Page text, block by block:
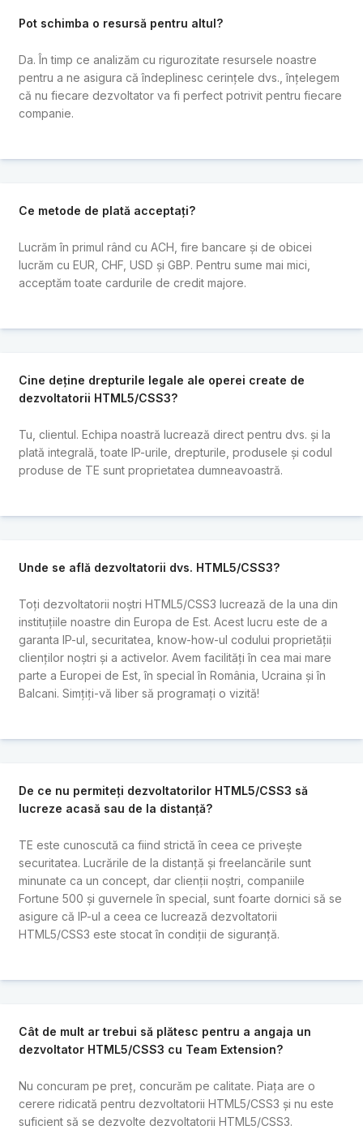
Pot schimba o resursă pentru altul?
Da. În timp ce analizăm cu rigurozitate resursele noastre
pentru a ne asigura că îndeplinesc cerințele dvs., înțelegem
că nu fiecare dezvoltator va fi perfect potrivit pentru fiecare
companie.
Ce metode de plată acceptați?
Lucrăm în primul rând cu ACH, fire bancare și de obicei
lucrăm cu EUR, CHF, USD și GBP. Pentru sume mai mici,
acceptăm toate cardurile de credit majore.
Cine deține drepturile legale ale operei create de
dezvoltatorii HTML5/CSS3?
Tu, clientul. Echipa noastră lucrează direct pentru dvs. și la
plată integrală, toate IP-urile, drepturile, produsele și codul
produse de TE sunt proprietatea dumneavoastră.
Unde se află dezvoltatorii dvs. HTML5/CSS3?
Toți dezvoltatorii noștri HTML5/CSS3 lucrează de la una din
instituțiile noastre din Europa de Est. Acest lucru este de a
garanta IP-ul, securitatea, know-how-ul codului proprietății
clienților noștri și a activelor. Avem facilități în cea mai mare
parte a Europei de Est, în special în România, Ucraina și în
Balcani. Simțiți-vă liber să programați o vizită!
De ce nu permiteți dezvoltatorilor HTML5/CSS3 să
lucreze acasă sau de la distanță?
TE este cunoscută ca fiind strictă în ceea ce privește
securitatea. Lucrările de la distanță și freelancările sunt
minunate ca un concept, dar clienții noștri, companiile
Fortune 500 și guvernele în special, sunt foarte dornici să se
asigure că IP-ul a ceea ce lucrează dezvoltatorii
HTML5/CSS3 este stocat în condiții de siguranță.
Cât de mult ar trebui să plătesc pentru a angaja un
dezvoltator HTML5/CSS3 cu Team Extension?
Nu concuram pe preț, concurăm pe calitate. Piața are o
cerere ridicată pentru dezvoltatorii HTML5/CSS3 și nu este
suficient să se dezvolte dezvoltatorii HTML5/CSS3.